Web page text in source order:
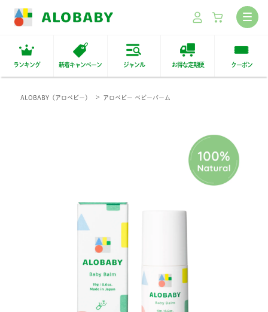
ランキング 新着キャンペーン ジャンル お得な定期便 クーポン
ALOBABY（アロベビー） アロベビー ベビーバーム